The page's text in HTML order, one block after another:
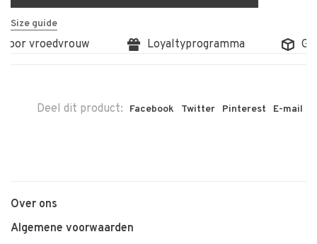
Size guide
vroedvrouw Loyaltyprogramma
Deel dit product: Facebook Twitter Pinterest E-mail
Over ons
Algemene voorwaarden